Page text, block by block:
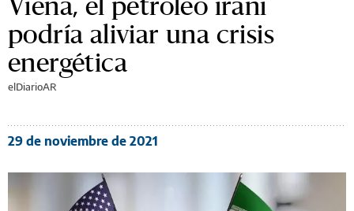
podría aliviar una crisis
energética
elDiarioAR
29 de noviembre de 2021